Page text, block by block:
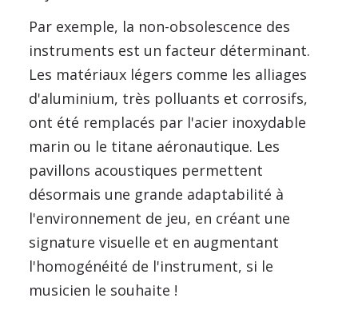
Par exemple, la non-obsolescence des
instruments est un facteur déterminant.
Les matériaux légers comme les alliages
d'aluminium, très polluants et corrosifs,
ont été remplacés par l'acier inoxydable
marin ou le titane aéronautique. Les
pavillons acoustiques permettent
désormais une grande adaptabilité à
l'environnement de jeu, en créant une
signature visuelle et en augmentant
l'homogénéité de l'instrument, si le
musicien le souhaite !